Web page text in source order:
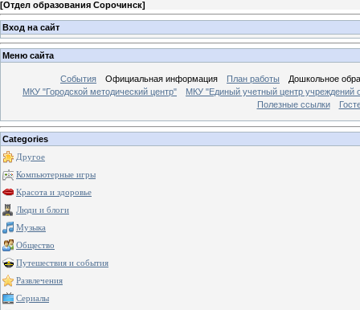
[Отдел образования Сорочинск]
Вход на сайт
Меню сайта
События Официальная информация План работы
Дошкольное
МКУ "Городской методический центр"
МКУ "Единый учетный центр учреждений
Полезные ссылки
Categories
Другое
Компьютерные игры
Красота и здоровье
Люди и блоги
Музыка
Общество
Путешествия и события
Развлечения
Сериалы